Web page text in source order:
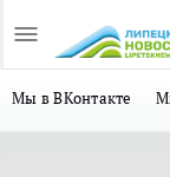
Мы в ВКонтакте